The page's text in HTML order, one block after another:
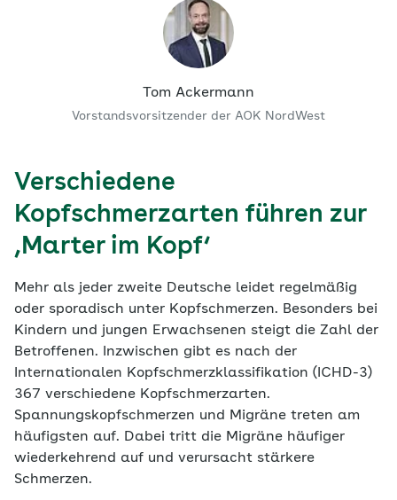
Tom Ackermann
Vorstandsvorsitzender der AOK NordWest
Verschiedene
Kopfschmerzarten führen zur
‚Marter im Kopf‘
Mehr als jeder zweite Deutsche leidet regelmäßig
oder sporadisch unter Kopfschmerzen. Besonders bei
Kindern und jungen Erwachsenen steigt die Zahl der
Betroffenen. Inzwischen gibt es nach der
Internationalen Kopfschmerzklassifikation (ICHD-3)
367 verschiedene Kopfschmerzarten.
Spannungskopfschmerzen und Migräne treten am
häufigsten auf. Dabei tritt die Migräne häufiger
wiederkehrend auf und verursacht stärkere
Schmerzen.